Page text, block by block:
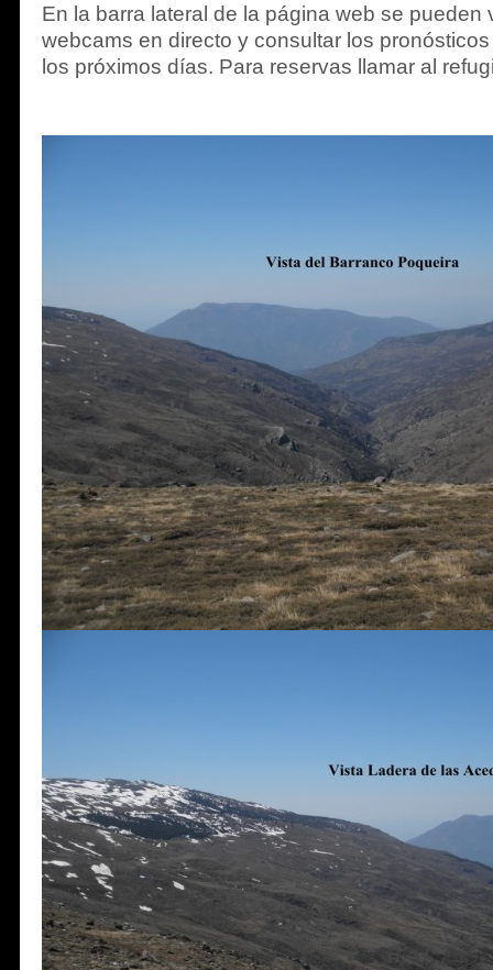
En la barra lateral de la página web se pueden
webcams en directo y consultar los
los próximos días. Para reservas llamar al